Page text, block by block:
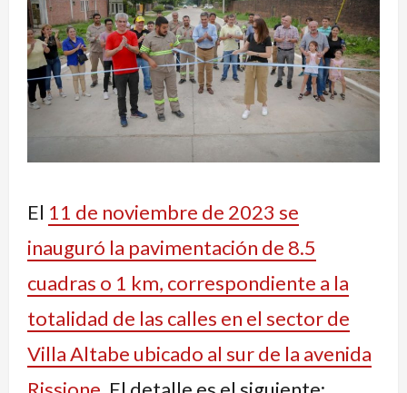
El 11 de noviembre de 2023 se
inauguró la pavimentación de 8.5
cuadras o 1 km, correspondiente a la
totalidad de las calles en el sector de
Villa Altabe ubicado al sur de la avenida